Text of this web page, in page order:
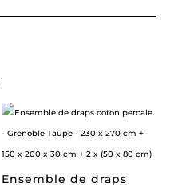
Ensemble de draps